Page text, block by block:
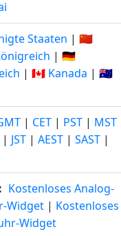
Staaten | 🇨🇳
| 🇩🇪
| 🇨🇦 Kanada | 🇦🇺
| CET | PST | MST
| JST | AEST | SAST |
Kostenloses Analog-
Widget | Kostenloses
Widget